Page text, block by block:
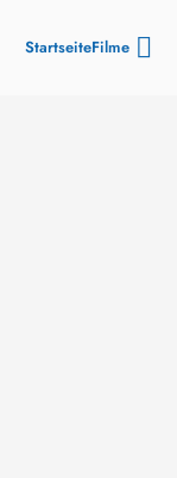
StartseiteFilme